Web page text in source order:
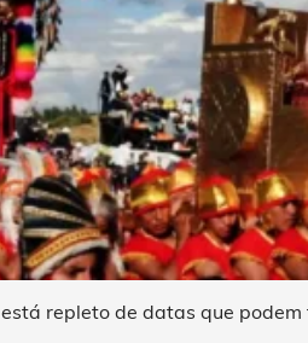
está repleto de datas que